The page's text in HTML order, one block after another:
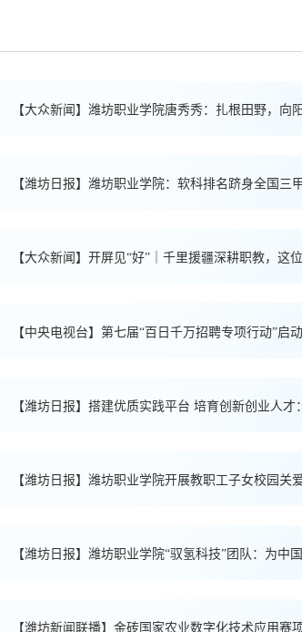
【大众新闻】潍坊职业学院唐秀秀：扎根田野，向
【潍坊日报】潍坊职业学院：软科排名跻身全国三
【大众新闻】开屏见“好”｜千里援疆深耕职教，这
【中央电视台】第七届“百日千万招聘专项行动”启动
【潍坊日报】搭建优质实
【潍坊日报】潍坊职业学院开展教职工子女校园关
【潍坊日报】潍坊职业学院“驭氢科技”团队：为中
【潍坊新闻联播】金砖国家农业数字化技术应用赛